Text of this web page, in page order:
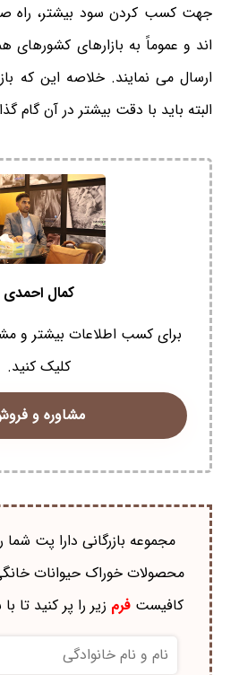
جهت کسب کردن سود بیشتر، راه
اند و عموماً به بازارهای کشورهای
ارسال می نمایند. خلاصه این که
البته باید با دقت بیشتر در آن گام
کمال احمدی
برای کسب اطلاعات بیشتر و
کلیک کنید.
مشاوره و
مجموعه بازرگانی دارا پت شما
محصولات خوراک حيوانات
کافیستفرم زیر را پر کنید تا
نام
و